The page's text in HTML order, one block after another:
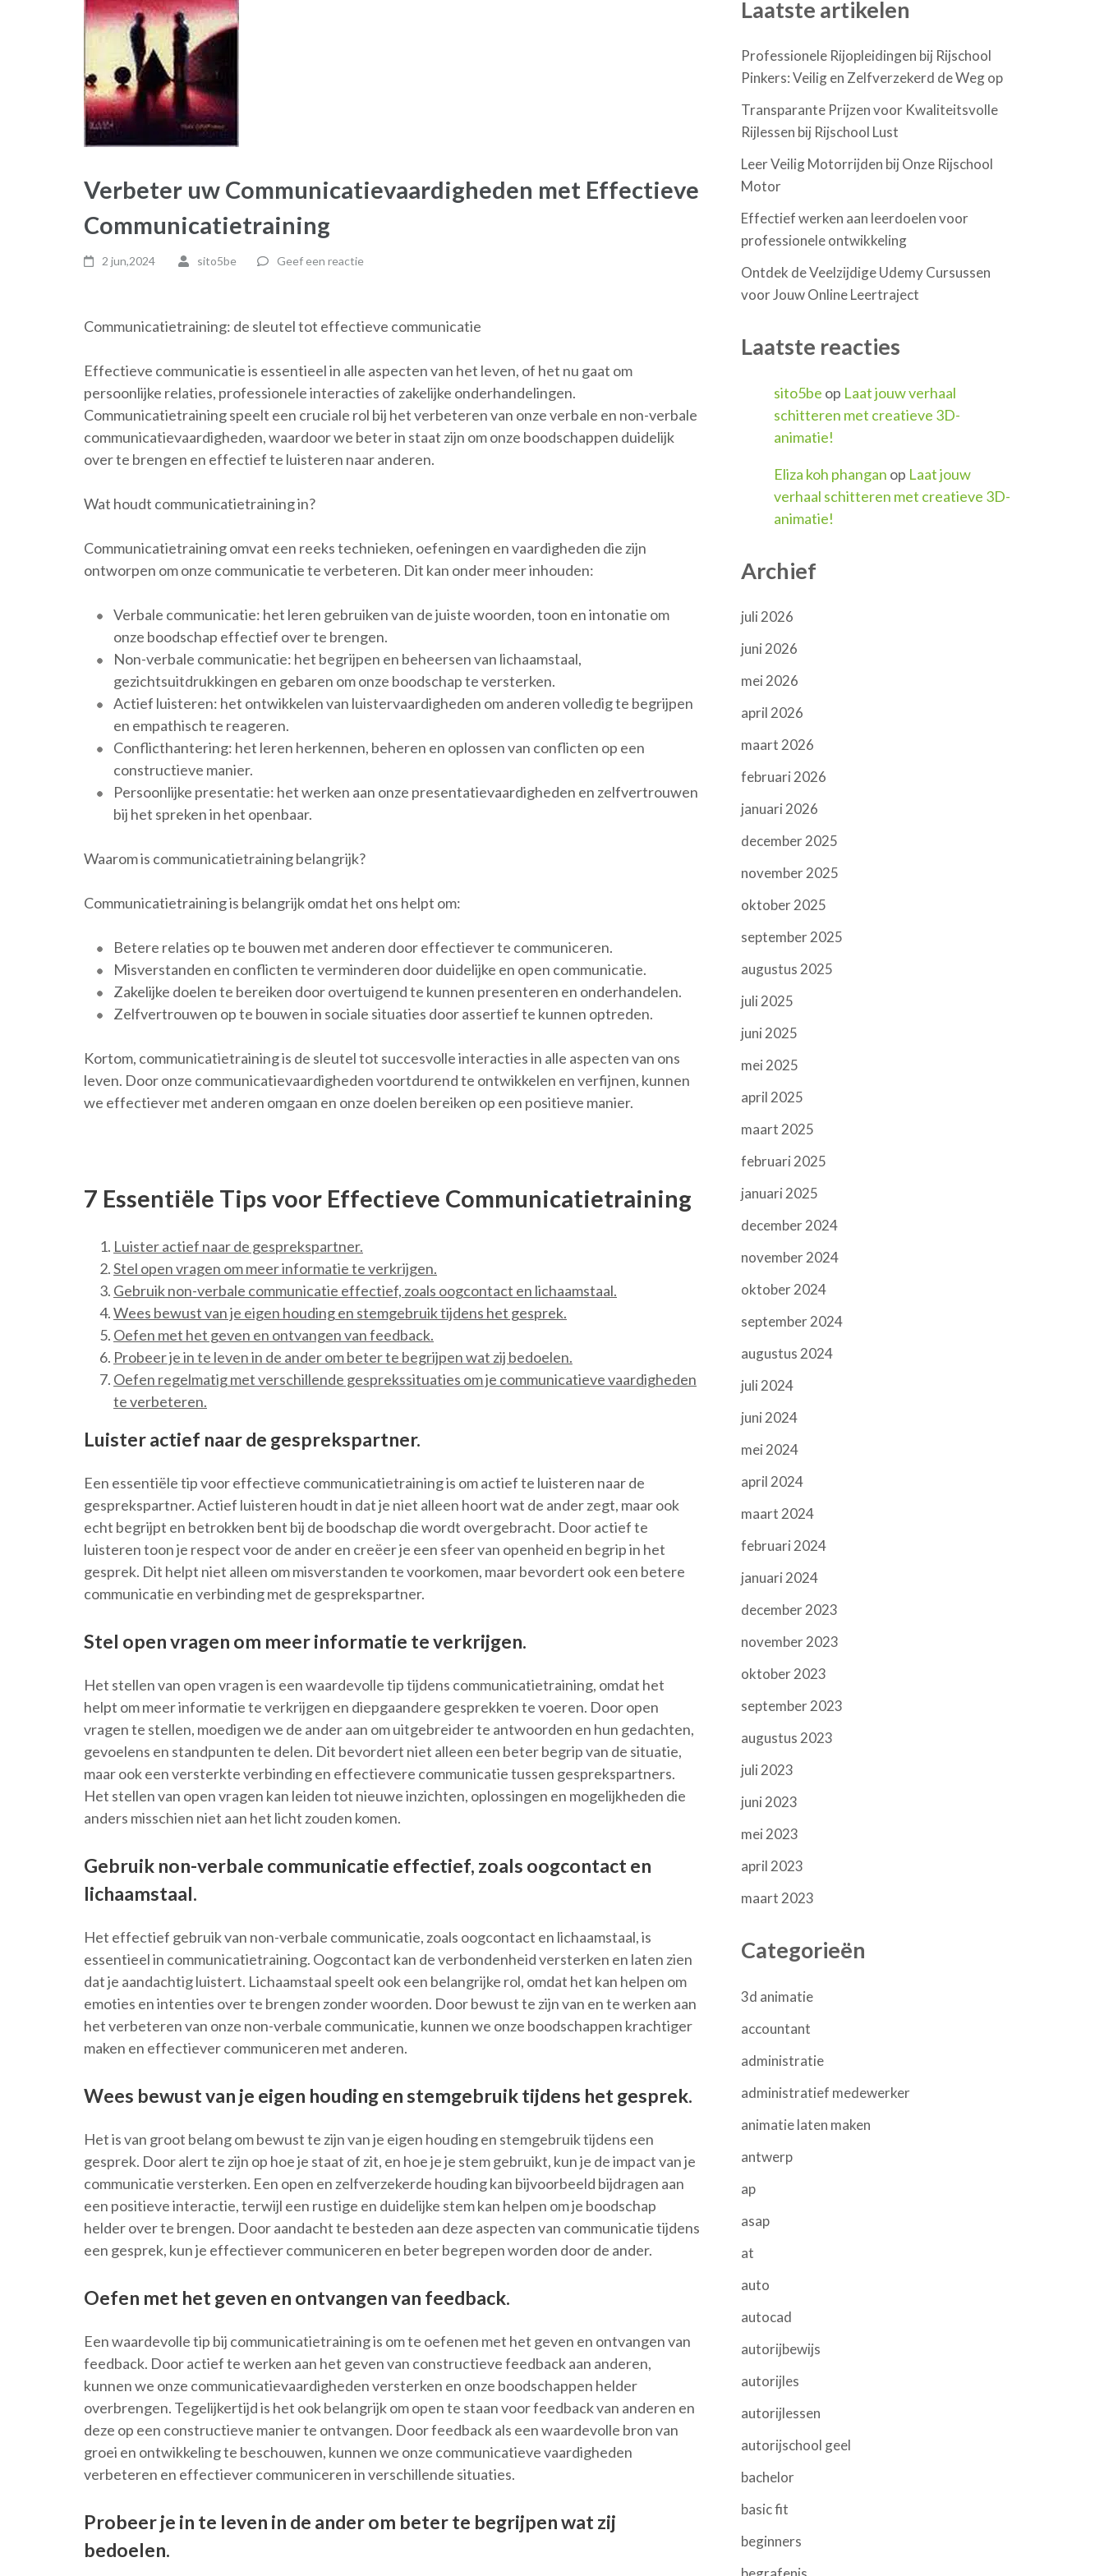
Verbeter uw Communicatievaardigheden met Effectieve
Communicatietraining
2 jun,2024 sito5be Geef een reactie
Communicatietraining: de sleutel tot effectieve communicatie
Effectieve communicatie is essentieel in alle aspecten van het leven, of het nu gaat om
persoonlijke relaties, professionele interacties of zakelijke onderhandelingen.
Communicatietraining speelt een cruciale rol bij het verbeteren van onze verbale en non-verbale
communicatievaardigheden, waardoor we beter in staat zijn om onze boodschappen duidelijk
over te brengen en effectief te luisteren naar anderen.
Wat houdt communicatietraining in?
Communicatietraining omvat een reeks technieken, oefeningen en vaardigheden die zijn
ontworpen om onze communicatie te verbeteren. Dit kan onder meer inhouden:
Verbale communicatie: het leren gebruiken van de juiste woorden, toon en intonatie om
onze boodschap effectief over te brengen.
Non-verbale communicatie: het begrijpen en beheersen van lichaamstaal,
gezichtsuitdrukkingen en gebaren om onze boodschap te versterken.
Actief luisteren: het ontwikkelen van luistervaardigheden om anderen volledig te begrijpen
en empathisch te reageren.
Conflicthantering: het leren herkennen, beheren en oplossen van conflicten op een
constructieve manier.
Persoonlijke presentatie: het werken aan onze presentatievaardigheden en zelfvertrouwen
bij het spreken in het openbaar.
Waarom is communicatietraining belangrijk?
Communicatietraining is belangrijk omdat het ons helpt om:
Betere relaties op te bouwen met anderen door effectiever te communiceren.
Misverstanden en conflicten te verminderen door duidelijke en open communicatie.
Zakelijke doelen te bereiken door overtuigend te kunnen presenteren en onderhandelen.
Zelfvertrouwen op te bouwen in sociale situaties door assertief te kunnen optreden.
Kortom, communicatietraining is de sleutel tot succesvolle interacties in alle aspecten van ons
leven. Door onze communicatievaardigheden voortdurend te ontwikkelen en verfijnen, kunnen
we effectiever met anderen omgaan en onze doelen bereiken op een positieve manier.
7 Essentiële Tips voor Effectieve Communicatietraining
Luister actief naar de gesprekspartner.
Stel open vragen om meer informatie te verkrijgen.
Gebruik non-verbale communicatie effectief, zoals oogcontact en lichaamstaal.
Wees bewust van je eigen houding en stemgebruik tijdens het gesprek.
Oefen met het geven en ontvangen van feedback.
Probeer je in te leven in de ander om beter te begrijpen wat zij bedoelen.
Oefen regelmatig met verschillende gesprekssituaties om je communicatieve vaardigheden
te verbeteren.
Luister actief naar de gesprekspartner.
Een essentiële tip voor effectieve communicatietraining is om actief te luisteren naar de
gesprekspartner. Actief luisteren houdt in dat je niet alleen hoort wat de ander zegt, maar ook
echt begrijpt en betrokken bent bij de boodschap die wordt overgebracht. Door actief te
luisteren toon je respect voor de ander en creëer je een sfeer van openheid en begrip in het
gesprek. Dit helpt niet alleen om misverstanden te voorkomen, maar bevordert ook een betere
communicatie en verbinding met de gesprekspartner.
Stel open vragen om meer informatie te verkrijgen.
Het stellen van open vragen is een waardevolle tip tijdens communicatietraining, omdat het
helpt om meer informatie te verkrijgen en diepgaandere gesprekken te voeren. Door open
vragen te stellen, moedigen we de ander aan om uitgebreider te antwoorden en hun gedachten,
gevoelens en standpunten te delen. Dit bevordert niet alleen een beter begrip van de situatie,
maar ook een versterkte verbinding en effectievere communicatie tussen gesprekspartners.
Het stellen van open vragen kan leiden tot nieuwe inzichten, oplossingen en mogelijkheden die
anders misschien niet aan het licht zouden komen.
Gebruik non-verbale communicatie effectief, zoals oogcontact en
lichaamstaal.
Het effectief gebruik van non-verbale communicatie, zoals oogcontact en lichaamstaal, is
essentieel in communicatietraining. Oogcontact kan de verbondenheid versterken en laten zien
dat je aandachtig luistert. Lichaamstaal speelt ook een belangrijke rol, omdat het kan helpen om
emoties en intenties over te brengen zonder woorden. Door bewust te zijn van en te werken aan
het verbeteren van onze non-verbale communicatie, kunnen we onze boodschappen krachtiger
maken en effectiever communiceren met anderen.
Wees bewust van je eigen houding en stemgebruik tijdens het gesprek.
Het is van groot belang om bewust te zijn van je eigen houding en stemgebruik tijdens een
gesprek. Door alert te zijn op hoe je staat of zit, en hoe je je stem gebruikt, kun je de impact van je
communicatie versterken. Een open en zelfverzekerde houding kan bijvoorbeeld bijdragen aan
een positieve interactie, terwijl een rustige en duidelijke stem kan helpen om je boodschap
helder over te brengen. Door aandacht te besteden aan deze aspecten van communicatie tijdens
een gesprek, kun je effectiever communiceren en beter begrepen worden door de ander.
Oefen met het geven en ontvangen van feedback.
Een waardevolle tip bij communicatietraining is om te oefenen met het geven en ontvangen van
feedback. Door actief te werken aan het geven van constructieve feedback aan anderen,
kunnen we onze communicatievaardigheden versterken en onze boodschappen helder
overbrengen. Tegelijkertijd is het ook belangrijk om open te staan voor feedback van anderen en
deze op een constructieve manier te ontvangen. Door feedback als een waardevolle bron van
groei en ontwikkeling te beschouwen, kunnen we onze communicatieve vaardigheden
verbeteren en effectiever communiceren in verschillende situaties.
Probeer je in te leven in de ander om beter te begrijpen wat zij
bedoelen.
Laatste artikelen
Professionele Rijopleidingen bij Rijschool
Pinkers: Veilig en Zelfverzekerd de Weg op
Transparante Prijzen voor Kwaliteitsvolle
Rijlessen bij Rijschool Lust
Leer Veilig Motorrijden bij Onze Rijschool
Motor
Effectief werken aan leerdoelen voor
professionele ontwikkeling
Ontdek de Veelzijdige Udemy Cursussen
voor Jouw Online Leertraject
Laatste reacties
sito5be op Laat jouw verhaal
schitteren met creatieve 3D-
animatie!
Eliza koh phangan op Laat jouw
verhaal schitteren met creatieve 3D-
animatie!
Archief
juli 2026
juni 2026
mei 2026
april 2026
maart 2026
februari 2026
januari 2026
december 2025
november 2025
oktober 2025
september 2025
augustus 2025
juli 2025
juni 2025
mei 2025
april 2025
maart 2025
februari 2025
januari 2025
december 2024
november 2024
oktober 2024
september 2024
augustus 2024
juli 2024
juni 2024
mei 2024
april 2024
maart 2024
februari 2024
januari 2024
december 2023
november 2023
oktober 2023
september 2023
augustus 2023
juli 2023
juni 2023
mei 2023
april 2023
maart 2023
Categorieën
3d animatie
accountant
administratie
administratief medewerker
animatie laten maken
antwerp
ap
asap
at
auto
autocad
autorijbewijs
autorijles
autorijlessen
autorijschool geel
bachelor
basic fit
beginners